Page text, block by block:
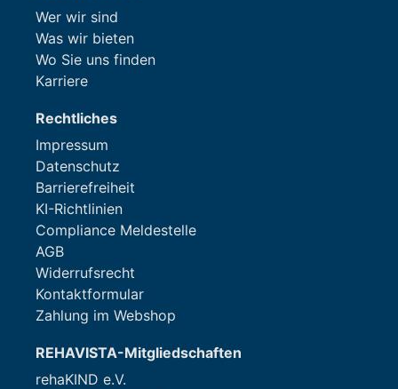
Wer wir sind
Was wir bieten
Wo Sie uns finden
Karriere
Rechtliches
Impressum
Datenschutz
Barrierefreiheit
KI-Richtlinien
Compliance Meldestelle
AGB
Widerrufsrecht
Kontaktformular
Zahlung im Webshop
REHAVISTA-Mitgliedschaften
rehaKIND e.V.